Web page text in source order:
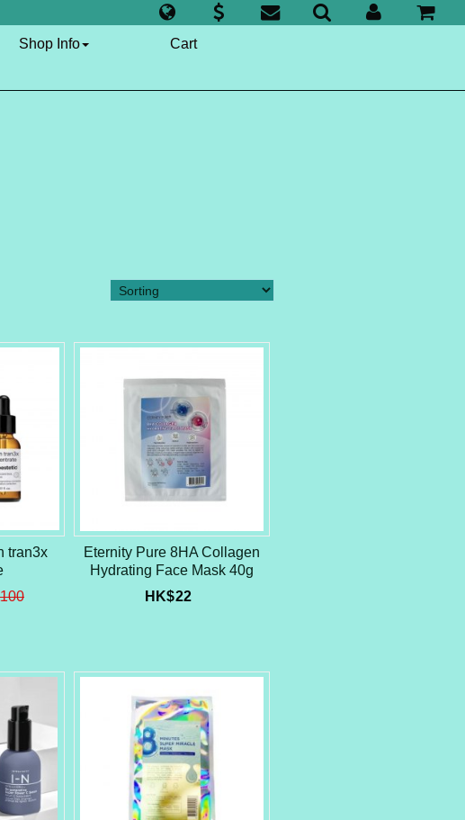
Shop Info Cart
tran3x
Eternity Pure 8HA Collagen
Hydrating Face Mask 40g
HK$22